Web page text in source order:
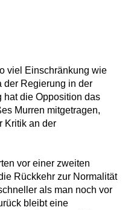
viel Einschränkung wie
der Regierung in der
hat die Opposition das
Murren mitgetragen,
Kritik an der
vor einer zweiten
Rückkehr zur Normalität
als man noch vor
bleibt eine